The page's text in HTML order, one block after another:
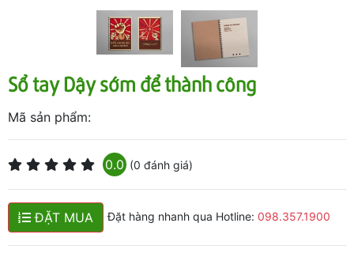
Sổ tay Dậy sớm để thành công
Mã sản phẩm:
0.0 (0 đánh giá)
ĐẶT MUA Đặt hàng nhanh qua Hotline: 098.357.1900